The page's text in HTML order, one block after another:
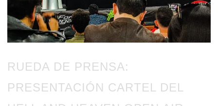
RUEDA DE PRENSA:
PRESENTACIÓN CARTEL DEL